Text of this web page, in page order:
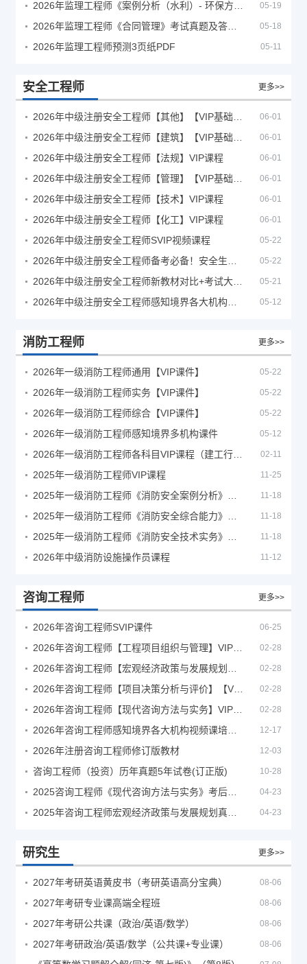
05-19
05-18
2026年监理工程师预测3页纸PDF 05-11
安全工程师 更多>>
06-01
06-01
2026年中级注册安全工程师【法规】VIP课程 06-01
06-01
2026年中级注册安全工程师【技术】VIP课程 06-01
2026年中级注册安全工程师【化工】VIP课程 06-01
2026年中级注册安全工程师SVIP视频课程 05-22
05-22
05-21
05-12
消防工程师 更多>>
2026年一级消防工程师通用【VIP课件】 05-22
2026年一级消防工程师实务【VIP课件】 05-22
2026年一级消防工程师综合【VIP课件】 05-22
2026年一级消防工程师感知境界多机构课件 05-12
02-11
2025年一级消防工程师VIP课程 11-25
11-18
11-18
11-18
2026年中级消防设施操作员课程 11-12
咨询工程师 更多>>
2026年咨询工程师SVIP课件 06-25
02-28
02-28
02-28
02-28
12-17
2026年注册咨询工程师修订版教材 12-03
咨询工程师（投资）历年真题5年试卷(订正版) 10-28
04-23
04-23
研究生 更多>>
2027年考研英语黄皮书（考研英语高分宝典） 08-06
2027年考研专业课高端全程班 08-06
2027年考研公共课（政治/英语/数学） 08-06
2027年考研政治/英语/数学（公共课+专业课） 08-06